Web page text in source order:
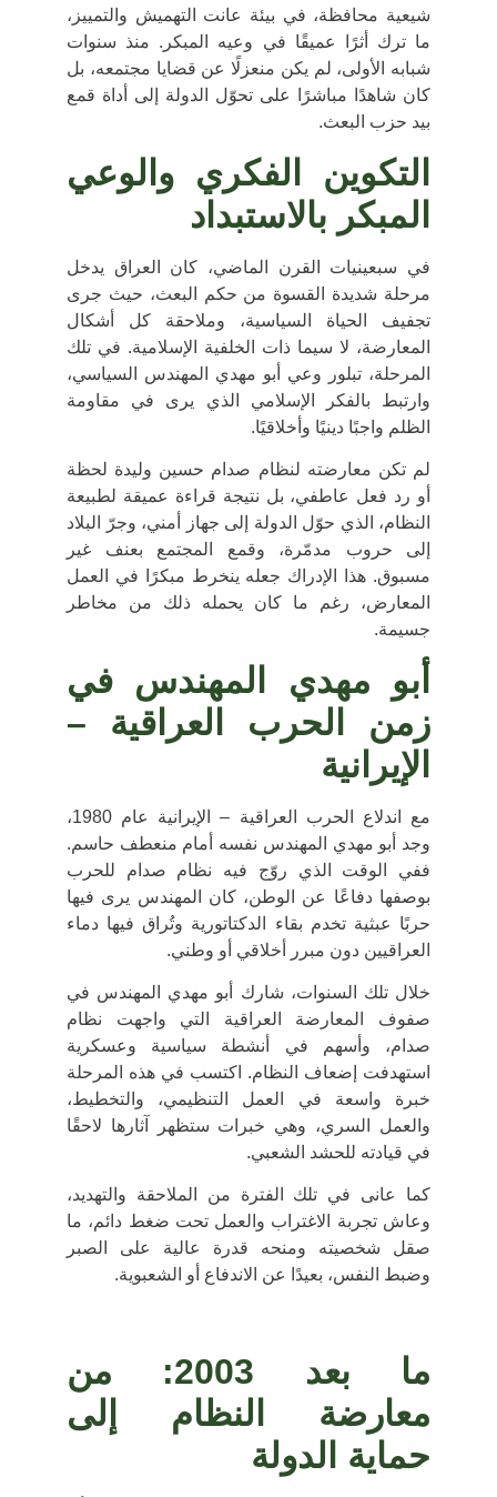
شيعية محافظة، في بيئة عانت التهميش والتمييز،
ما ترك أثرًا عميقًا في وعيه المبكر. منذ سنوات
شبابه الأولى، لم يكن منعزلًا عن قضايا مجتمعه، بل
كان شاهدًا مباشرًا على تحوّل الدولة إلى أداة قمع
بيد حزب البعث.
التكوين الفكري والوعي
المبكر بالاستبداد
في سبعينيات القرن الماضي، كان العراق يدخل
مرحلة شديدة القسوة من حكم البعث، حيث جرى
تجفيف الحياة السياسية، وملاحقة كل أشكال
المعارضة، لا سيما ذات الخلفية الإسلامية. في تلك
المرحلة، تبلور وعي أبو مهدي المهندس السياسي،
وارتبط بالفكر الإسلامي الذي يرى في مقاومة
الظلم واجبًا دينيًا وأخلاقيًا.
لم تكن معارضته لنظام صدام حسين وليدة لحظة
أو رد فعل عاطفي، بل نتيجة قراءة عميقة لطبيعة
النظام، الذي حوّل الدولة إلى جهاز أمني، وجرّ البلاد
إلى حروب مدمّرة، وقمع المجتمع بعنف غير
مسبوق. هذا الإدراك جعله ينخرط مبكرًا في العمل
المعارض، رغم ما كان يحمله ذلك من مخاطر
جسيمة.
أبو مهدي المهندس في
زمن الحرب العراقية –
الإيرانية
مع اندلاع الحرب العراقية – الإيرانية عام 1980
،
وجد أبو مهدي المهندس نفسه أمام منعطف حاسم.
ففي الوقت الذي روّج فيه نظام صدام للحرب
بوصفها دفاعًا عن الوطن، كان المهندس يرى فيها
حربًا عبثية تخدم بقاء الدكتاتورية وتُراق فيها دماء
العراقيين دون مبرر أخلاقي أو وطني.
خلال تلك السنوات، شارك أبو مهدي المهندس في
صفوف المعارضة العراقية التي واجهت نظام
صدام، وأسهم في أنشطة سياسية وعسكرية
استهدفت إضعاف النظام. اكتسب في هذه المرحلة
خبرة واسعة في
العمل التنظيمي، والتخطيط،
والعمل السري، وهي خبرات ستظهر آثارها لاحقًا
في قيادته للحشد الشعبي.
كما عانى في تلك الفترة من الملاحقة والتهديد،
وعاش تجربة الاغتراب والعمل تحت ضغط دائم، ما
صقل شخصيته ومنحه قدرة عالية على الصبر
وضبط النفس، بعيدًا عن الاندفاع أو الشعبوية.
ما بعد 2003: من
معارضة النظام إلى
حماية الدولة